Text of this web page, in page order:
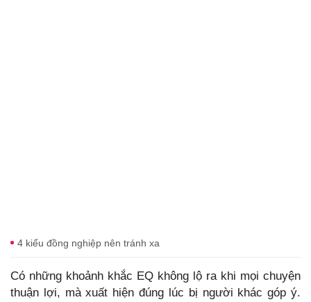
4 kiểu đồng nghiệp nên tránh xa
Có những khoảnh khắc EQ không lộ ra khi mọi chuyện
thuận lợi, mà xuất hiện đúng lúc bị người khác góp ý.